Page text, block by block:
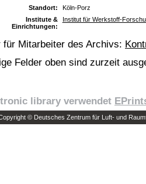
Standort:
Köln-Porz
Institute &
Einrichtungen:
Institut für Werkstoff-
für Mitarbeiter des Archivs:
Felder oben sind zurzeit
library verwendet
© Deutsches Zentrum für Luft- und